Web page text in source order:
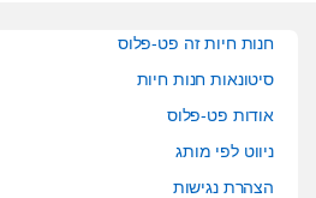
חנות חיות זה פט-פלוס
סיטונאות חנות חיות
אודות פט-פלוס
ניווט לפי מותג
הצהרת נגישות